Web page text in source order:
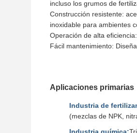
incluso los grumos de
Construcción resistente:
inoxidable para ambientes
Operación de alta
Fácil mantenimiento:
Aplicaciones primarias
Industria de
(mezclas de NPK,